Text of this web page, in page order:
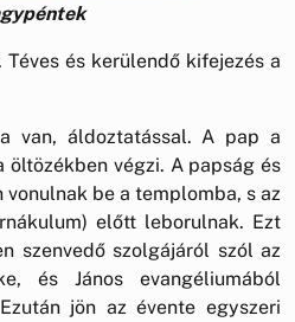
Téves és kerülendő kifejezés a
van, áldoztatással. A pap a
végzi. A papság és
be a templomba, s az
előtt leborulnak. Ezt
szenvedő szolgájáról szól az
és János evangéliumából
jön az évente egyszeri